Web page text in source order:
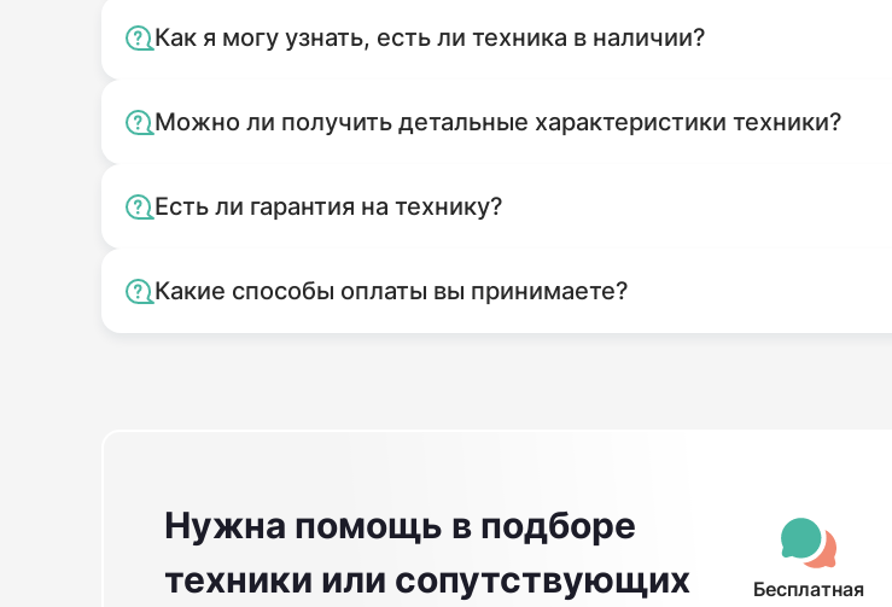
Как я могу узнать, есть ли техника в наличии?
Можно ли получить детальные характеристики техники?
Есть ли гарантия на технику?
Какие способы оплаты вы принимаете?
Нужна помощь в подборе
техники или сопутствующих
Бесплатная